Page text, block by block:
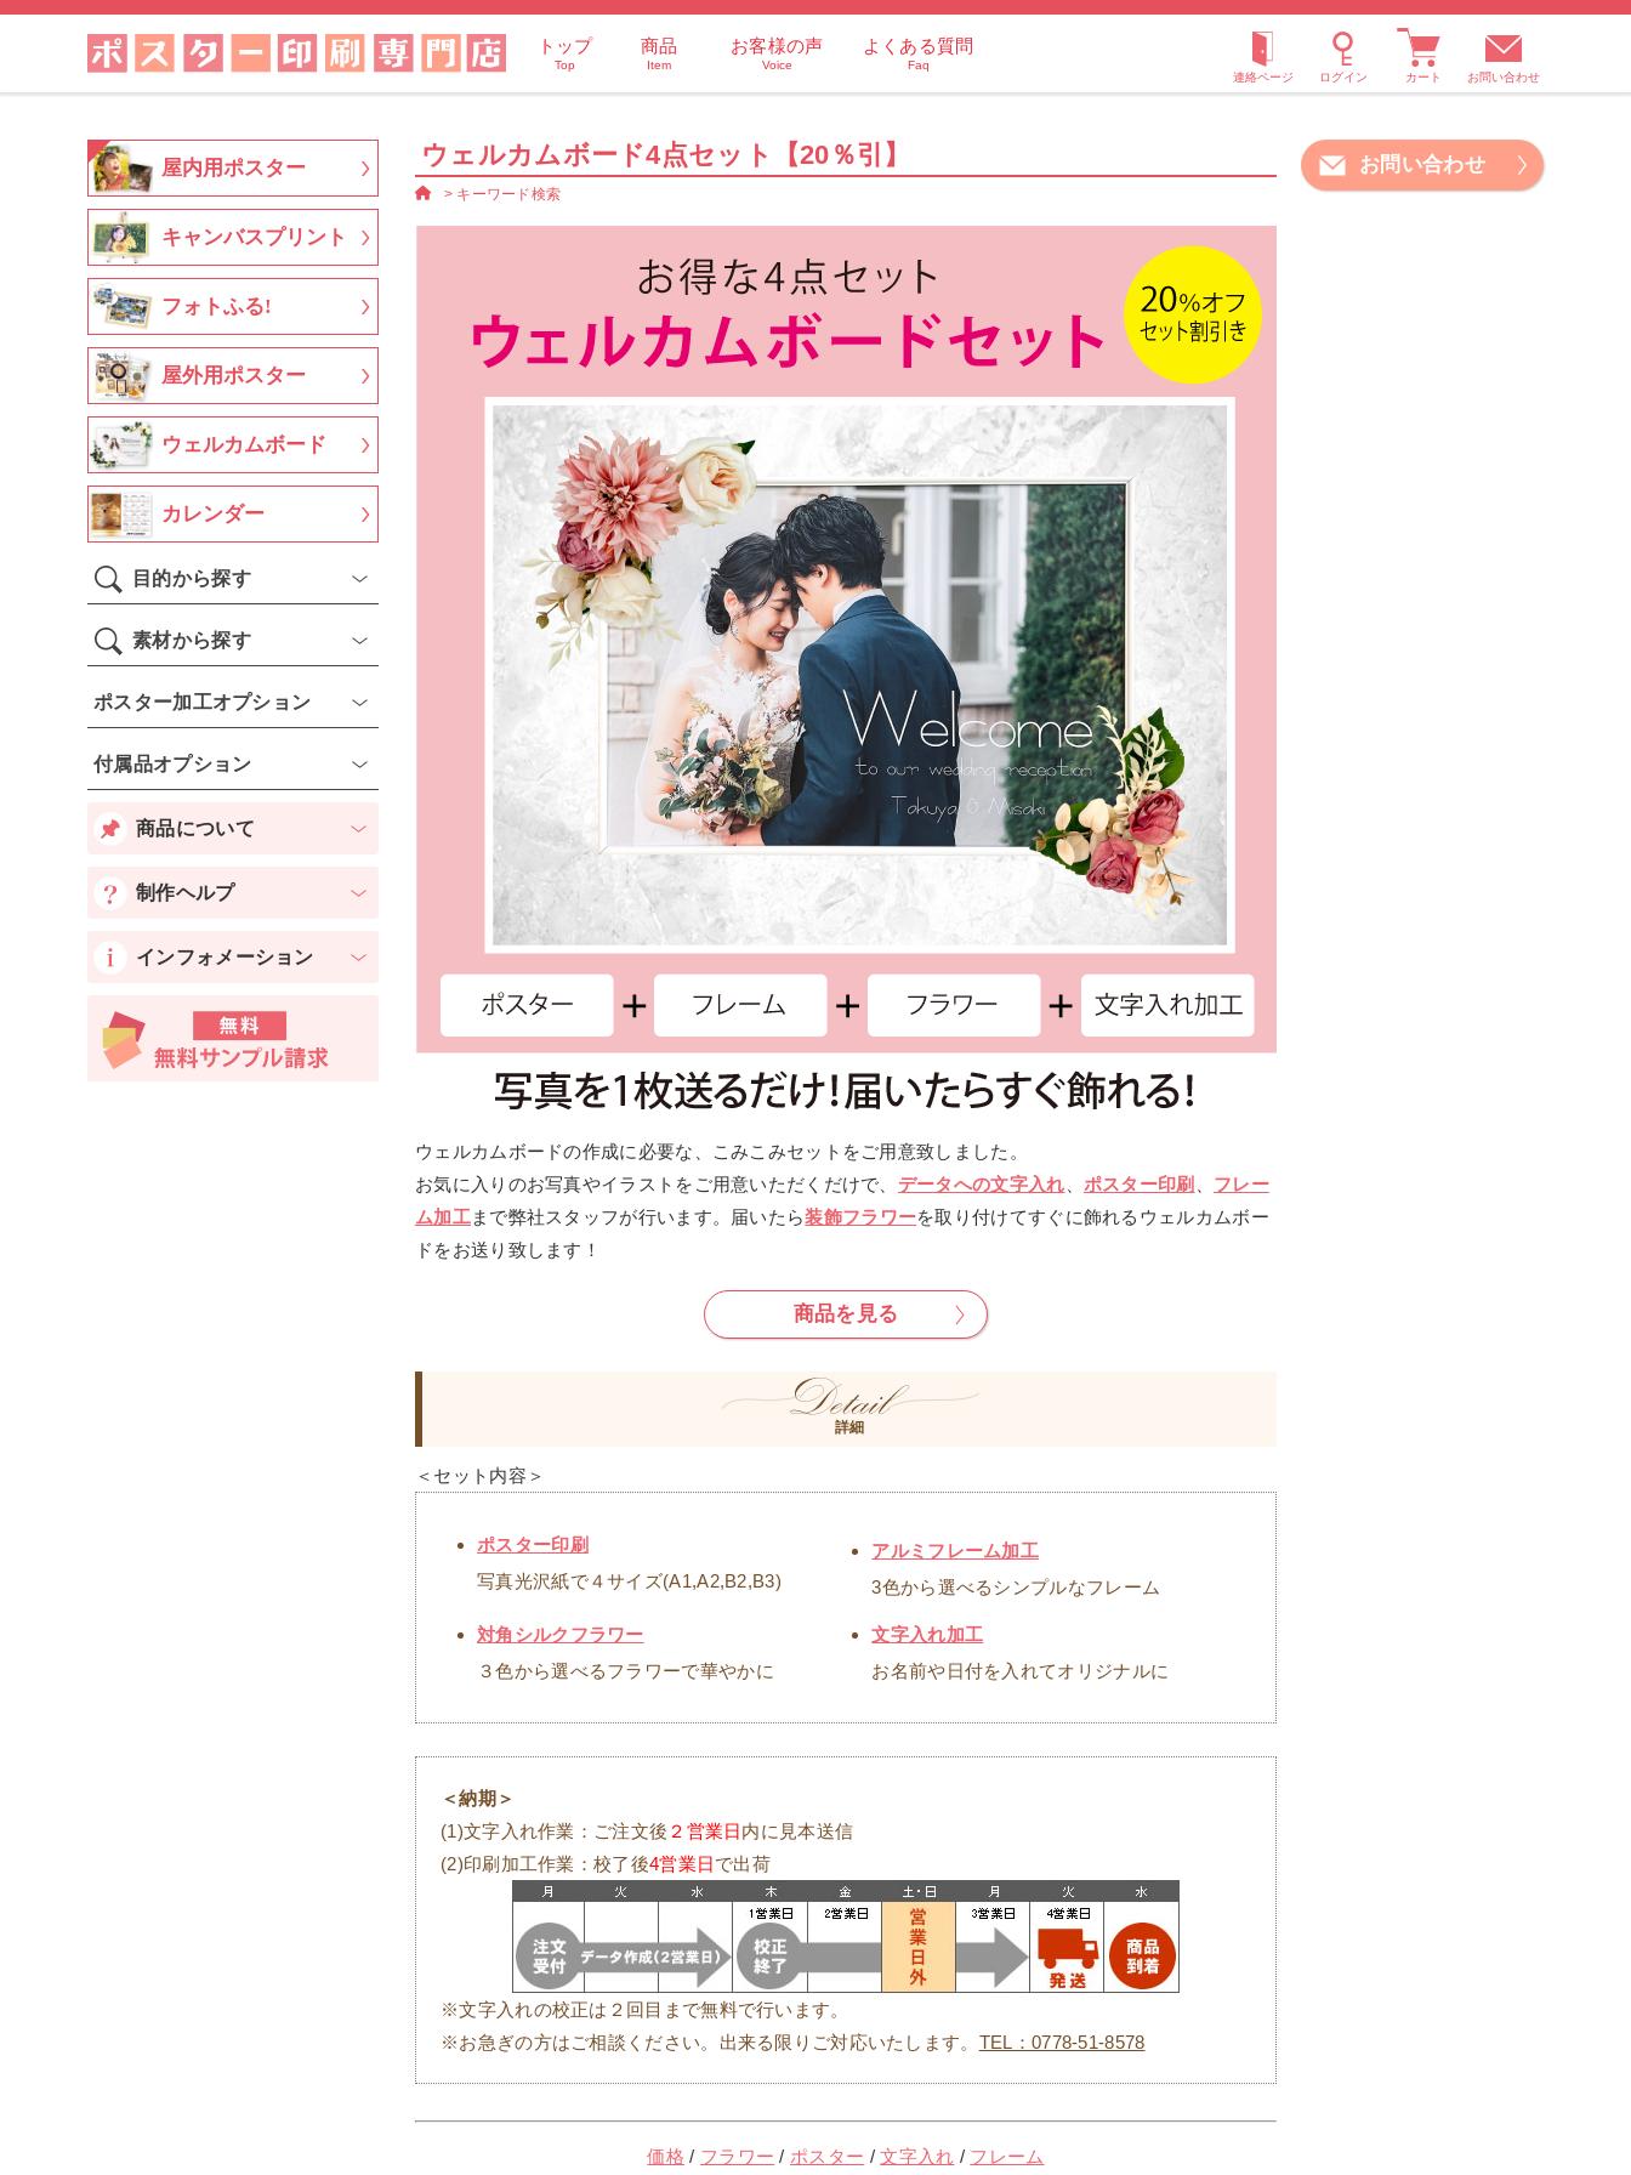
トップ
Top
商品
Item
お客様の声
Voice
よくある質問
Faq
お問い合わせ
ウェルカムボード4点セット【20％引】
> キーワード検索
ウェルカムボードの作成に必要な、こみこみセットをご用意致しました。
お気に入りのお写真やイラストをご用意いただくだけで、 データへの文字入れ ポスター印刷
フレー
ム加工まで弊社スタッフが行います。届いたら装飾フラワーを取り付けてすぐに飾れるウェルカムボー
ドをお送り致します！
商品を見る
詳細
＜セット内容＞
ポスター印刷
写真光沢紙で４サイズ(A1,A2,B2,B3)
アルミフレーム加工
3色から選べるシンプルなフレーム
対角シルクフラワー
３色から選べるフラワーで華やかに
文字入れ加工
お名前や日付を入れてオリジナルに
＜納期＞
(1)文字入れ作業：ご注文後 ２営業日内に見本送信
(2)印刷加工作業：校了後4営業日で出荷
※文字入れの校正は２回目まで無料で行います。
※お急ぎの方はご相談ください。出来る限りご対応いたします。 TEL：0778-51-8578
価格 / フラワー / ポスター /文字入れ / フレーム
お問い合わせ
屋内用ポスター
キャンバスプリント
フォトふる!
屋外用ポスター
ウェルカムボード
カレンダー
目的から探す
素材から探す
ポスター加工オプション
付属品オプション
商品について
制作ヘルプ
インフォメーション